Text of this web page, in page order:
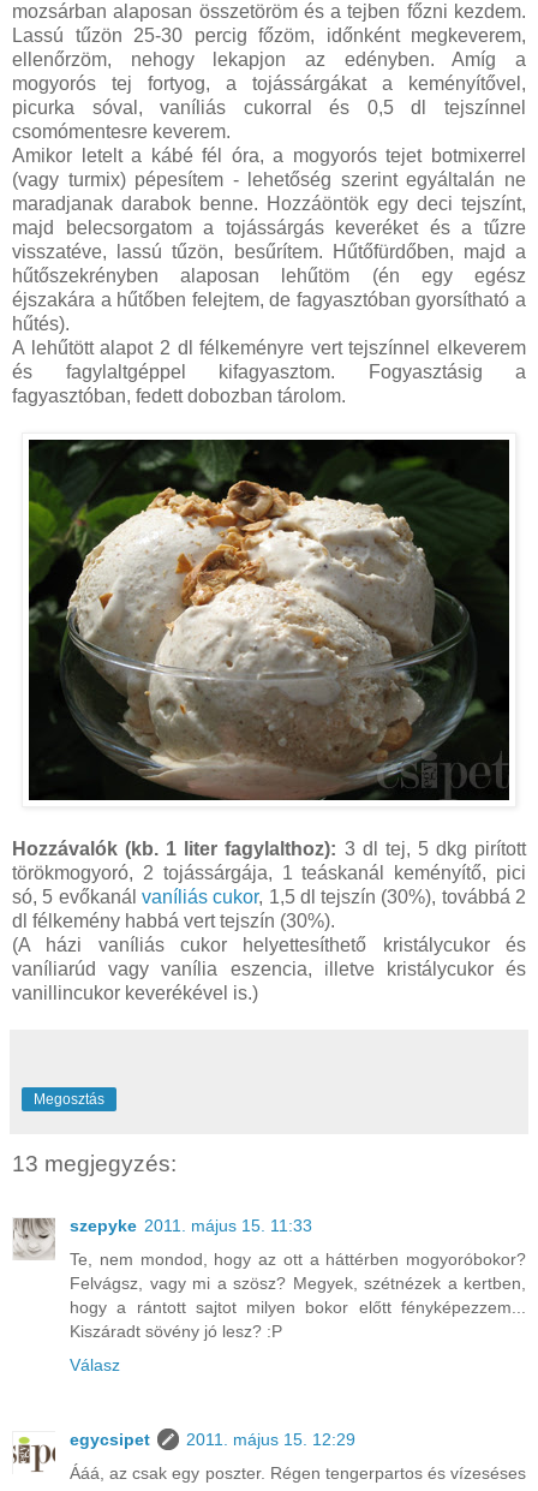
mozsárban alaposan összetöröm és a tejben főzni kezdem.
Lassú tűzön 25-30 percig főzöm, időnként megkeverem,
ellenőrzöm, nehogy lekapjon az edényben. Amíg a
mogyorós tej fortyog, a tojássárgákat a keményítővel,
picurka sóval, vaníliás cukorral és 0,5 dl tejszínnel
csomómentesre keverem.
Amikor letelt a kábé fél óra, a mogyorós tejet botmixerrel
(vagy turmix) pépesítem - lehetőség szerint egyáltalán ne
maradjanak darabok benne. Hozzáöntök egy deci tejszínt,
majd belecsorgatom a tojássárgás keveréket és a tűzre
visszatéve, lassú tűzön, besűrítem. Hűtőfürdőben, majd a
hűtőszekrényben alaposan lehűtöm (én egy egész
éjszakára a hűtőben felejtem, de fagyasztóban gyorsítható a
hűtés).
A lehűtött alapot 2 dl félkeményre vert tejszínnel elkeverem
és fagylaltgéppel kifagyasztom. Fogyasztásig a
fagyasztóban, fedett dobozban tárolom.
Hozzávalók (kb. 1 liter fagylalthoz): 3 dl tej, 5 dkg pirított
törökmogyoró, 2 tojássárgája, 1 teáskanál keményítő, pici
só, 5 evőkanál vaníliás cukor, 1,5 dl tejszín (30%), továbbá 2
dl félkemény habbá vert tejszín (30%).
(A házi vaníliás cukor helyettesíthető kristálycukor és
vaníliarúd vagy vanília eszencia, illetve kristálycukor és
vanillincukor keverékével is.)
Megosztás
13 megjegyzés:
szepyke 2011. május 15. 11:33
Te, nem mondod, hogy az ott a háttérben mogyoróbokor?
Felvágsz, vagy mi a szösz? Megyek, szétnézek a kertben,
hogy a rántott sajtot milyen bokor előtt fényképezzem...
Kiszáradt sövény jó lesz? :P
Válasz
egycsipet
2011. május 15. 12:29
Ááá, az csak egy poszter. Régen tengerpartos és vízeséses